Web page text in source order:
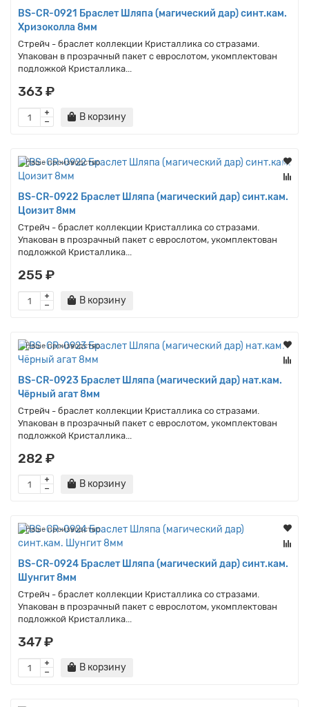
BS-CR-0921 Браслет Шляпа (магический дар) синт.кам.
Хризоколла 8мм
Стрейч - браслет коллекции Кристаллика со стразами.
Упакован в прозрачный пакет с еврослотом, укомплектован
подложкой Кристаллика...
363 ₽
В корзину
Наше производство
BS-CR-0922 Браслет Шляпа (магический дар) синт.кам.
Цоизит 8мм
Стрейч - браслет коллекции Кристаллика со стразами.
Упакован в прозрачный пакет с еврослотом, укомплектован
подложкой Кристаллика...
255 ₽
В корзину
Наше производство
BS-CR-0923 Браслет Шляпа (магический дар) нат.кам.
Чёрный агат 8мм
Стрейч - браслет коллекции Кристаллика со стразами.
Упакован в прозрачный пакет с еврослотом, укомплектован
подложкой Кристаллика...
282 ₽
В корзину
Наше производство
BS-CR-0924 Браслет Шляпа (магический дар) синт.кам.
Шунгит 8мм
Стрейч - браслет коллекции Кристаллика со стразами.
Упакован в прозрачный пакет с еврослотом, укомплектован
подложкой Кристаллика...
347 ₽
В корзину